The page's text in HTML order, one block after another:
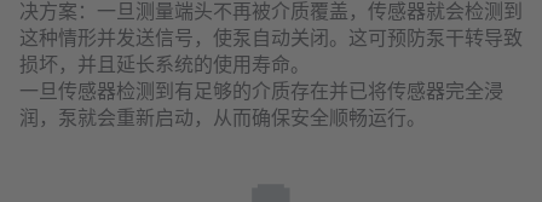
决方案：一旦测量端头不再被介质覆盖，传感器就会检测到
这种情形并发送信号，使泵自动关闭。这可预防泵干转导致
损坏，并且延长系统的使用寿命。
一旦传感器检测到有足够的介质存在并已将传感器完全浸
润，泵就会重新启动，从而确保安全顺畅运行。